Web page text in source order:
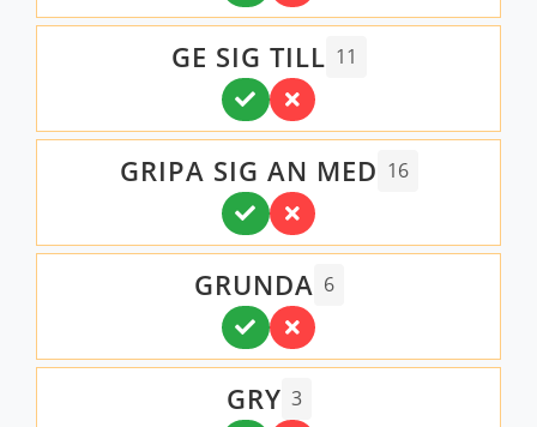
GE SIG TILL 11
GRIPA SIG AN MED 16
GRUNDA 6
GRY 3